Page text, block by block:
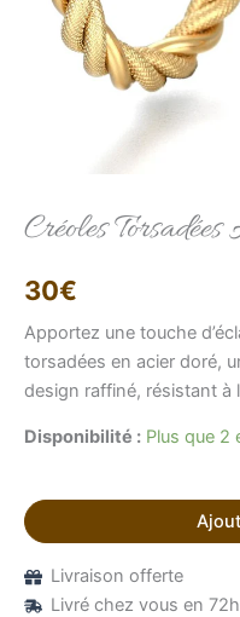
Créoles
30€
Apportez une touche
torsadées en acier doré,
design raffiné, résistant à
Disponibilité : Plus que 2
Livraison offerte
Livré chez vous en 72h
Bonjour, je suis Élise,
Comment puis-je vous